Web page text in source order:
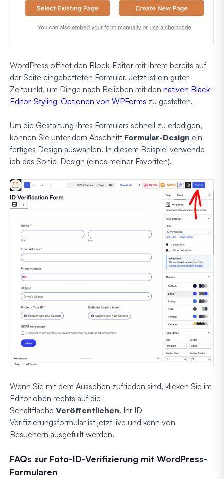
WordPress öffnet den Block-Editor mit Ihrem bereits auf
der Seite eingebetteten Formular. Jetzt ist ein guter
Zeitpunkt, um Dinge nach Belieben mit den nativen Black-
Editor-Styling-Optionen von WPForms zu gestalten.
Um die Gestaltung Ihres Formulars schnell zu erledigen,
können Sie unter dem Abschnitt Formular-Design ein
fertiges Design auswählen. In diesem Beispiel verwende
ich das Sonic-Design (eines meiner Favoriten).
Wenn Sie mit dem Aussehen zufrieden sind, klicken Sie im
Editor oben rechts auf die
Schaltfläche Veröffentlichen. Ihr ID-
Verifizierungsformular ist jetzt live und kann von
Besuchern ausgefüllt werden.
FAQs zur Foto-ID-Verifizierung mit WordPress-
Formularen